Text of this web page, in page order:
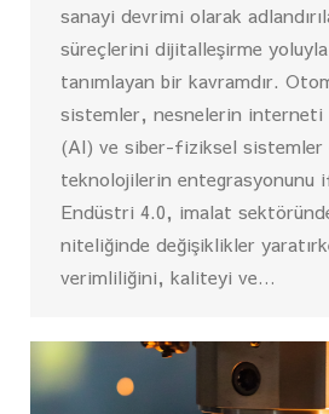
sanayi devrimi olarak
süreçlerini dijitalleşirme
tanımlayan bir kavramdır.
sistemler, nesnelerin interneti
(AI) ve siber-fiziksel sistemler
teknolojilerin entegrasyonunu
Endüstri 4.0, imalat
niteliğinde değişiklikler
verimliliğini, kaliteyi ve…